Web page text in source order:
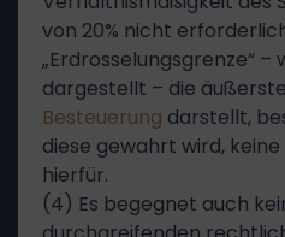
von 20% nicht
„Erdrosselungsgrenze“ –
dargestellt – die
Besteuerung darstellt,
diese gewahrt wird,
hierfür.
(4) Es begegnet auch